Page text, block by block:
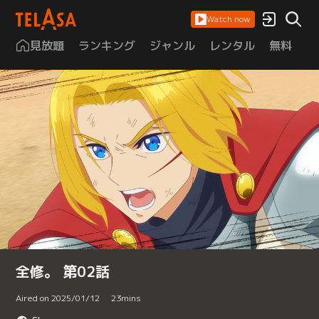
Watch now
見放題 ランキング ジャンル レンタル 無料
全修。 第02話
Aired on 2025/01/12 23mins